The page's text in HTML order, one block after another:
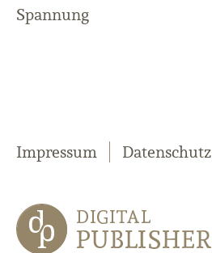
Spannung
Impressum Datenschutz